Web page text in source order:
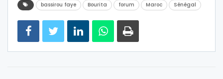
bassirou faye Bourita forum Maroc Sénégal